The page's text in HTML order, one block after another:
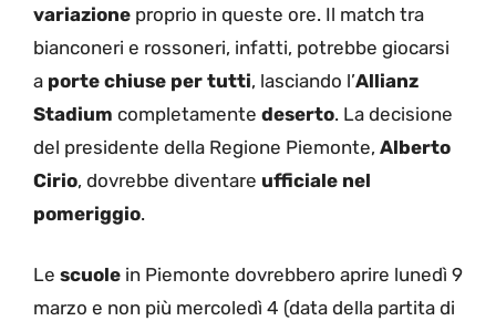
variazione proprio in queste ore. Il match tra
bianconeri e rossoneri, infatti, potrebbe giocarsi
a porte chiuse per tutti, lasciando l’Allianz
Stadium completamente deserto. La decisione
del presidente della Regione Piemonte, Alberto
Cirio, dovrebbe diventare ufficiale nel
pomeriggio.
Le scuole in Piemonte dovrebbero aprire lunedì 9
marzo e non più mercoledì 4 (data della partita di